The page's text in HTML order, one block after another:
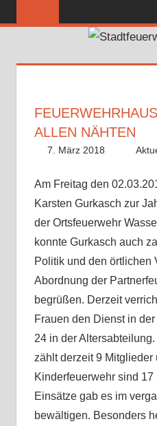
ALLEN NÄHTEN
7. März 2018
Am Freitag den
Karsten Gurkasch zur
der Ortsfeuerwehr
konnte Gurkasch auch
Politik und den örtlichen
Abordnung der
begrüßen. Derzeit
Frauen den Dienst in
24 in der
zählt derzeit 9 Mitglieder
Kinderfeuerwehr sind
Einsätze gab es im
bewältigen. Besonders